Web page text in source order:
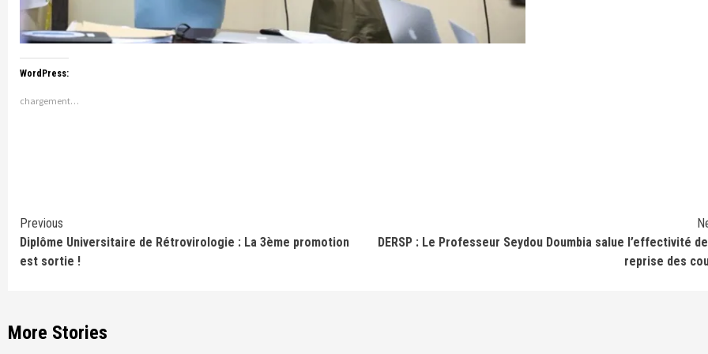
WordPress:
chargement…
Continue
Reading
Previous
‪Diplôme Universitaire de Rétrovirologie : La 3ème promotion
est sortie !
DERSP : Le Professeur Seydou Doumbia salue l’effectivité
reprise des
More Stories